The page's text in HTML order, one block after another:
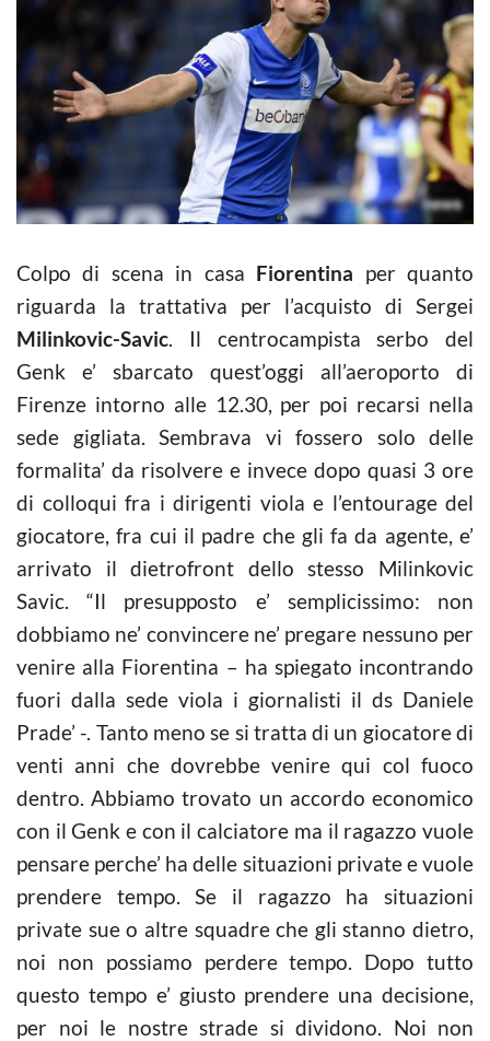
Colpo di scena in casa Fiorentina per quanto
riguarda la trattativa per l’acquisto di Sergei
Milinkovic-Savic. Il centrocampista serbo del
Genk e’ sbarcato quest’oggi all’aeroporto di
Firenze intorno alle 12.30, per poi recarsi nella
sede gigliata. Sembrava vi fossero solo delle
formalita’ da risolvere e invece dopo quasi 3 ore
di colloqui fra i dirigenti viola e l’entourage del
giocatore, fra cui il padre che gli fa da agente, e’
arrivato il dietrofront dello stesso Milinkovic
Savic. “Il presupposto e’ semplicissimo: non
dobbiamo ne’ convincere ne’ pregare nessuno per
venire alla Fiorentina – ha spiegato incontrando
fuori dalla sede viola i giornalisti il ds Daniele
Prade’ -. Tanto meno se si tratta di un giocatore di
venti anni che dovrebbe venire qui col fuoco
dentro. Abbiamo trovato un accordo economico
con il Genk e con il calciatore ma il ragazzo vuole
pensare perche’ ha delle situazioni private e vuole
prendere tempo. Se il ragazzo ha situazioni
private sue o altre squadre che gli stanno dietro,
noi non possiamo perdere tempo. Dopo tutto
questo tempo e’ giusto prendere una decisione,
per noi le nostre strade si dividono. Noi non